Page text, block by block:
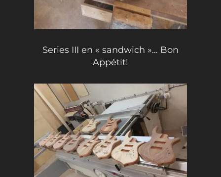
Series III en « sandwich »… Bon
Appétit!